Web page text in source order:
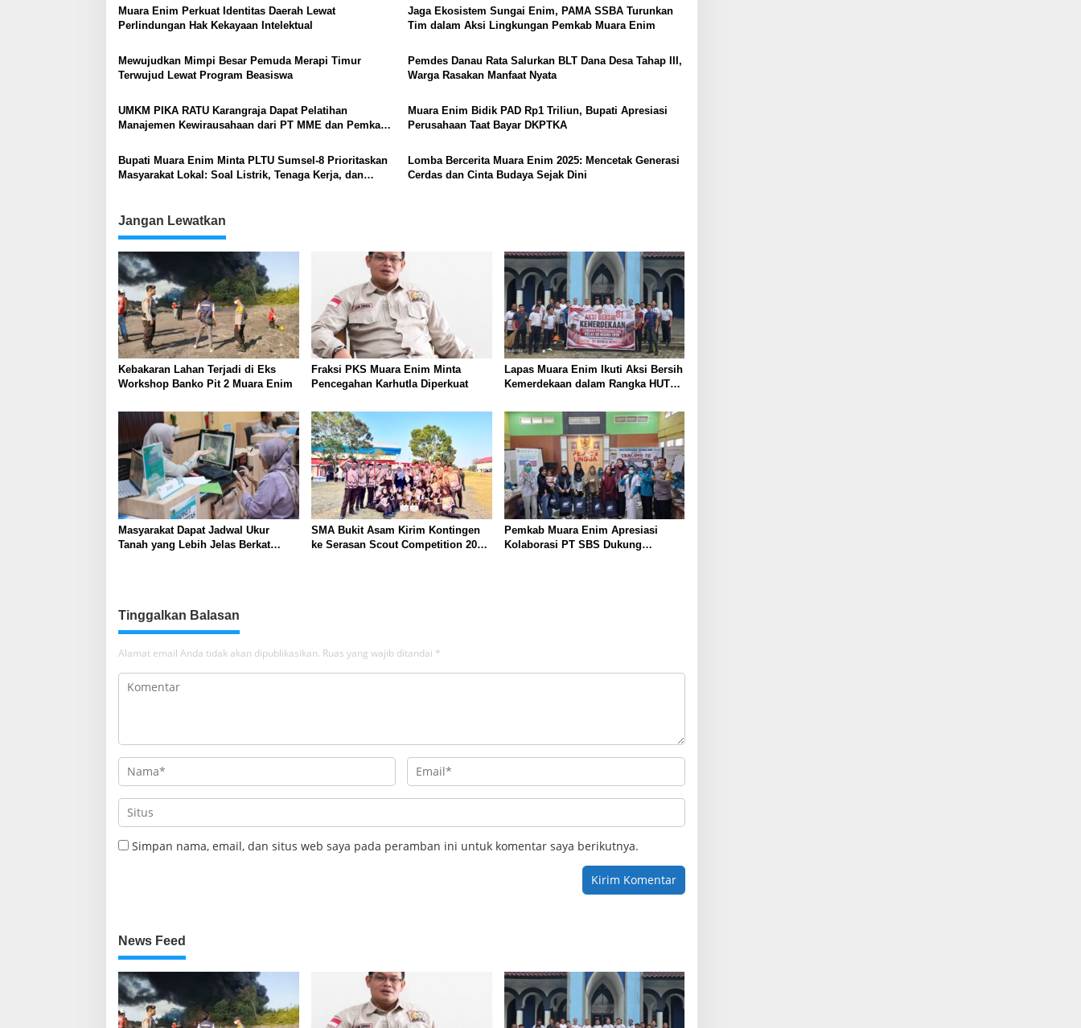
Muara Enim Perkuat Identitas Daerah Lewat
Perlindungan Hak Kekayaan Intelektual
Jaga Ekosistem Sungai Enim, PAMA SSBA Turunkan
Tim dalam Aksi Lingkungan Pemkab Muara Enim
Mewujudkan Mimpi Besar Pemuda Merapi Timur
Terwujud Lewat Program Beasiswa
Pemdes Danau Rata Salurkan BLT Dana Desa Tahap III,
Warga Rasakan Manfaat Nyata
UMKM PIKA RATU Karangraja Dapat Pelatihan
Manajemen Kewirausahaan dari PT MME dan Pemkab
Muara Enim Bidik PAD Rp1 Triliun, Bupati Apresiasi
Perusahaan Taat Bayar DKPTKA
Bupati Muara Enim Minta PLTU Sumsel-8 Prioritaskan
Masyarakat Lokal: Soal Listrik, Tenaga Kerja, dan
Lomba Bercerita Muara Enim 2025: Mencetak Generasi
Cerdas dan Cinta Budaya Sejak Dini
Jangan Lewatkan
Kebakaran Lahan Terjadi di Eks
Workshop Banko Pit 2 Muara Enim
Fraksi PKS Muara Enim Minta
Pencegahan Karhutla Diperkuat
Lapas Muara Enim Ikuti Aksi Bersih
Kemerdekaan dalam Rangka HUT
Masyarakat Dapat Jadwal Ukur
Tanah yang Lebih Jelas Berkat
SMA Bukit Asam Kirim Kontingen
ke Serasan Scout Competition 2026,
Pemkab Muara Enim Apresiasi
Kolaborasi PT SBS Dukung
Tinggalkan Balasan
Alamat email Anda tidak akan dipublikasikan. Ruas yang wajib ditandai *
Simpan nama, email, dan situs web saya pada peramban ini untuk komentar saya berikutnya.
News Feed